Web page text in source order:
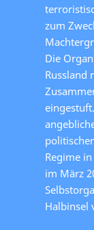
zum
Die
Russland
Regime
im März
Halbinsel